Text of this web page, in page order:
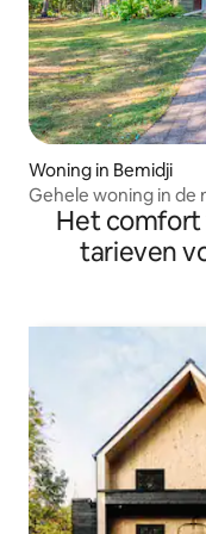
Woning in Bemidji
Gehele woning in de
Het comfort
tarieven